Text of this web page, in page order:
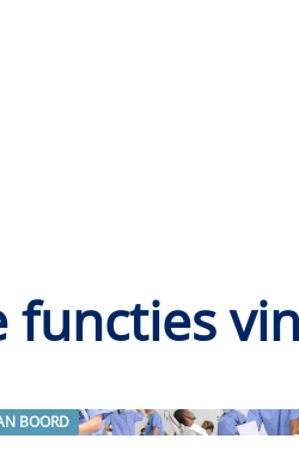
functies
BOORD